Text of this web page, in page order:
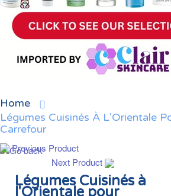
Home
Légumes Cuisinés À L'Orientale
Carrefour
Previous Product
Next Product
Légumes Cuisinés à
l'Orientale pour